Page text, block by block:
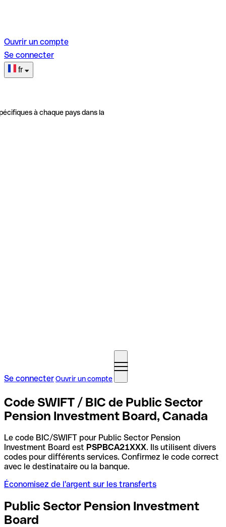
Ouvrir un compte
Se connecter
fr
à chaque pays dans la
Se connecterOuvrir un compte
Code SWIFT / BIC de Public Sector
Pension Investment Board, Canada
Le code BIC/SWIFT pour Public Sector Pension
Investment Board est PSPBCA21XXX. Ils utilisent divers
codes pour différents services. Confirmez le code correct
avec le destinataire ou la banque.
Économisez de l'argent sur les transferts
Public Sector Pension Investment
Board